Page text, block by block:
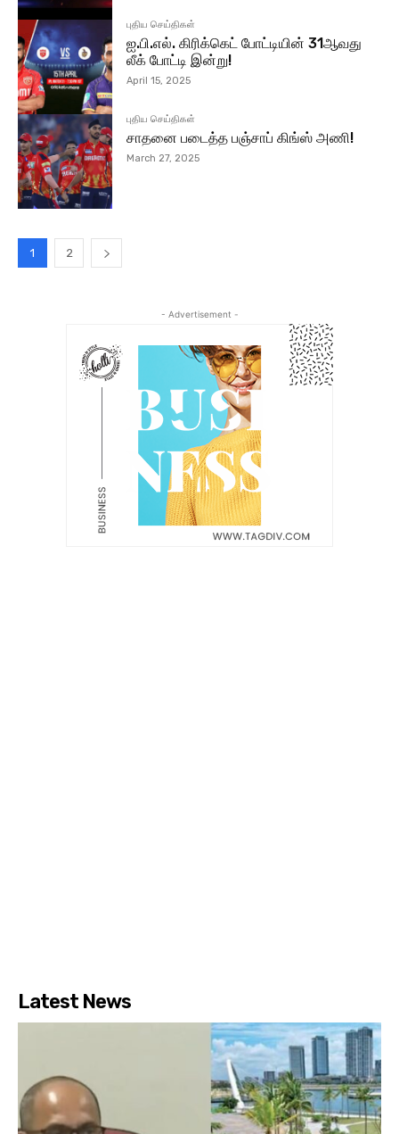
புதிய செய்திகள்
ஐ.பி.எல். கிரிக்கெட் போட்டியின் 31ஆவது
லீக் போட்டி இன்று!
April 15, 2025
புதிய செய்திகள்
சாதனை படைத்த பஞ்சாப் கிங்ஸ் அணி!
March 27, 2025
1 2
- Advertisement -
Latest News